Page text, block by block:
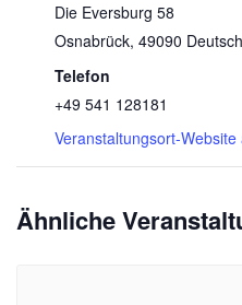
Die Eversburg 58
Osnabrück, 49090
Telefon
+49 541 128181
Veranstaltungsort-Website
Ähnliche